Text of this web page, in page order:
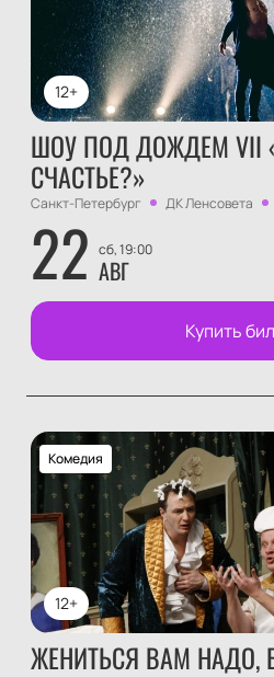
12+
ШОУ ПОД ДОЖДЕМ VII
СЧАСТЬЕ?»
Санкт-Петербург ДК Ленсовета
22 сб, 19:00
АВГ
Купить
12+
Комедия
ЖЕНИТЬСЯ ВАМ НАДО,